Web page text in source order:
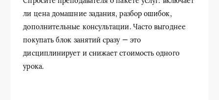
ли цена домашние задания, разбор ошибок,
дополнительные консультации. Часто выгоднее
покупать блок занятий сразу — это
дисциплинирует и снижает стоимость одного
урока.